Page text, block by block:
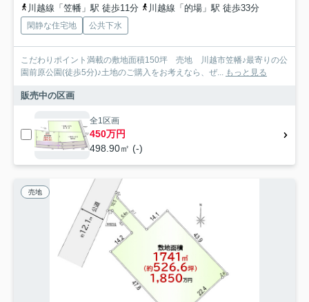
川越線「笠幡」駅 徒歩11分
川越線「的場」駅 徒歩33分
閑静な住宅地 公共下水
こだわりポイント満載の敷地面積150坪 売地 川越市笠幡♪最寄りの公
園前原公園(徒歩5分)♪土地のご購入をお考えなら、ぜ...
もっと見る
販売中の区画
全1区画
450万円
498.90㎡ (-)
売地